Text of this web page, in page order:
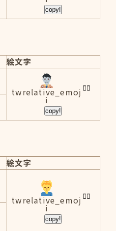
copy!
絵文字
twrelative_emoj
i
copy!
絵文字
twrelative_emoj
i
copy!